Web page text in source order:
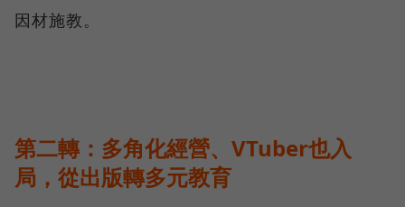
因材施教。
第二轉：多角化經營、VTuber也入
局，從出版轉多元教育